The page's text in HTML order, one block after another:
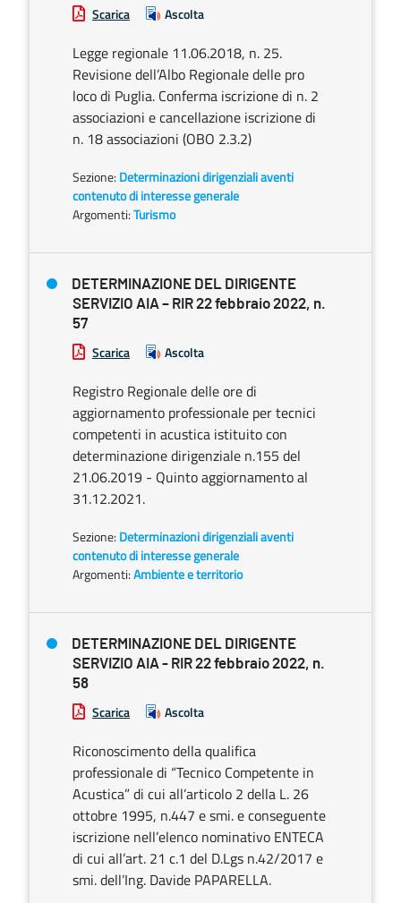
Scarica Ascolta
Legge regionale 11.06.2018, n. 25.
Revisione dell’Albo Regionale delle pro
loco di Puglia. Conferma iscrizione di n. 2
associazioni e cancellazione iscrizione di
n. 18 associazioni (OBO 2.3.2)
Sezione: Determinazioni dirigenziali aventi
contenuto di interesse generale
Argomenti:Turismo
DETERMINAZIONE DEL DIRIGENTE
SERVIZIO AIA – RIR 22 febbraio 2022, n.
57
Scarica Ascolta
Registro Regionale delle ore di
aggiornamento professionale per tecnici
competenti in acustica istituito con
determinazione dirigenziale n.155 del
21.06.2019 - Quinto aggiornamento al
31.12.2021.
Sezione: Determinazioni dirigenziali aventi
contenuto di interesse generale
Argomenti:Ambiente e territorio
DETERMINAZIONE DEL DIRIGENTE
SERVIZIO AIA - RIR 22 febbraio 2022, n.
58
Scarica Ascolta
Riconoscimento della qualifica
professionale di “Tecnico Competente in
Acustica” di cui all’articolo 2 della L. 26
ottobre 1995, n.447 e smi. e conseguente
iscrizione nell’elenco nominativo ENTECA
di cui all’art. 21 c.1 del D.Lgs n.42/2017 e
smi. dell’Ing. Davide PAPARELLA.